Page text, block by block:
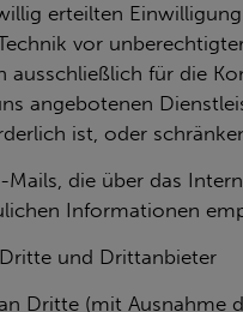
er­teil­ten
vor
aus­schlie­ß­lich für die
an­ge­bo­te­nen
ist, oder
Mails, die über das
In­for­ma­tio­nen
und Dritt­an­bie­ter
Drit­te (mit